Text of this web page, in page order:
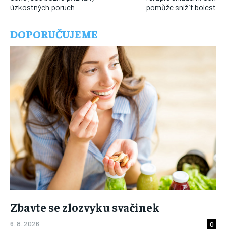
úzkostných poruch
pomůže snížit bolest
DOPORUČUJEME
Zbavte se zlozvyku svačinek
6. 8. 2026
0